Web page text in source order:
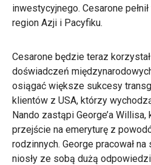
inwestycyjnego. Cesarone
region Azji i Pacyfiku.
Cesarone będzie teraz
doświadczeń
osiągać większe sukcesy
klientów z USA, którzy
Nando zastąpi George’a
przejście na emeryturę z
rodzinnych. George pracował
niosły ze sobą dużą